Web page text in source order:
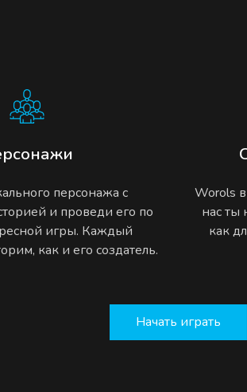
персонажа с
и проведи его по
игры. Каждый
как и его создатель.
Worols
нас ты
как
Начать играть